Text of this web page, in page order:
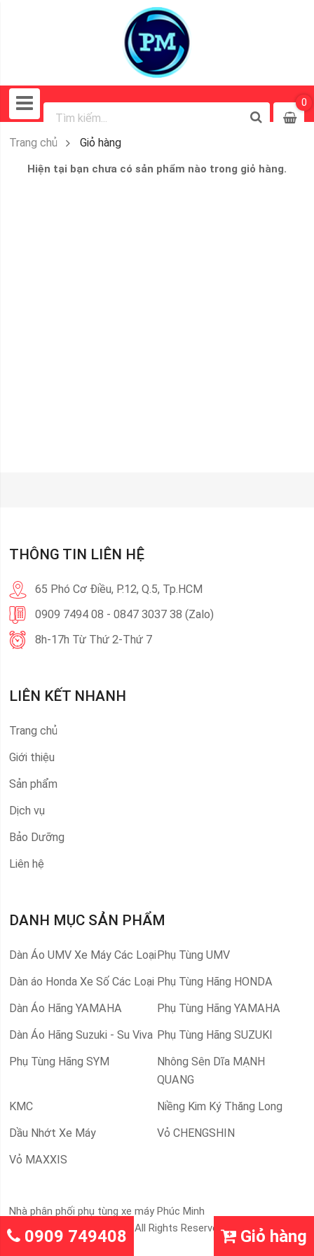
0
Trang chủ Giỏ hàng
Hiện tại bạn chưa có sản phẩm nào trong giỏ hàng.
THÔNG TIN LIÊN HỆ
65 Phó Cơ Điều, P.12, Q.5, Tp.HCM
0909 7494 08 - 0847 3037 38 (Zalo)
8h-17h Từ Thứ 2-Thứ 7
LIÊN KẾT NHANH
Trang chủ
Giới thiệu
Sản phẩm
Dịch vụ
Bảo Dưỡng
Liên hệ
DANH MỤC SẢN PHẨM
Dàn Áo UMV Xe Máy Các LoạiPhụ Tùng UMV
Dàn áo Honda Xe Số Các Loại Phụ Tùng Hãng HONDA
Dàn Áo Hãng YAMAHA
Phụ Tùng Hãng YAMAHA
Dàn Áo Hãng Suzuki - Su Viva Phụ Tùng Hãng SUZUKI
Phụ Tùng Hãng SYM
Nhông Sên Dĩa MẠNH
QUANG
KMC
Niềng Kim Ký Thăng Long
Dầu Nhớt Xe Máy
Vỏ CHENGSHIN
Vỏ MAXXIS
Nhà phân phối phụ tùng xe máy Phúc Minh
65 ph © 2019 Demo Store. All Rights Reserved.
0909 749408 Giỏ hàng